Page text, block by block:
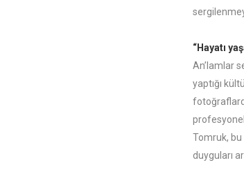
“Hayatı
An’lamlar
yaptığı
profesyonel
Tomruk, bu
duyguları